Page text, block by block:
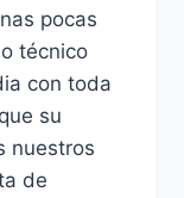
pocas
técnico
con toda
su
nuestros
de